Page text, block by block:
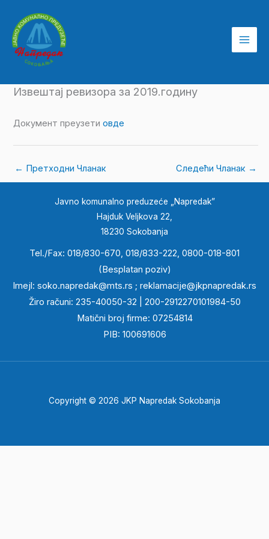
садржај
Извештај ревизора за 2019.годину
Документ преузети овде
← Претходни Чланак Следећи Чланак →
Javno komunalno preduzeće „Napredak”
Hajduk Veljkova 22,
18230 Sokobanja
Tel./Fax: 018/830-670, 018/833-222, 0800-018-801
(Besplatan poziv)
Imejl: soko.napredak@mts.rs ; reklamacije@jkpnapredak.rs
Žiro računi: 235-40050-32 | 200-2912270101984-50
Matični broj firme: 07254814
PIB: 100691606
Copyright © 2026 JKP Napredak Sokobanja